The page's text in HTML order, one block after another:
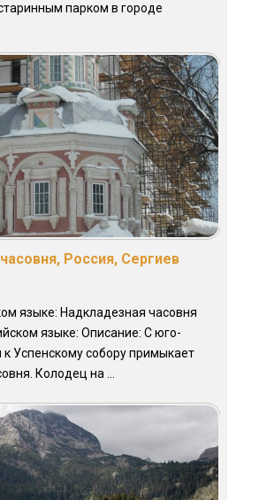
парком в городе
Россия, Сергиев
языке: Надкладезная часовня
языке: Описание: С юго-
Успенскому собору примыкает
Колодец на ...